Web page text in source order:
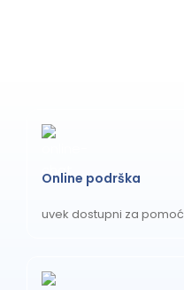
Online podrška
uvek dostupni za pomoć